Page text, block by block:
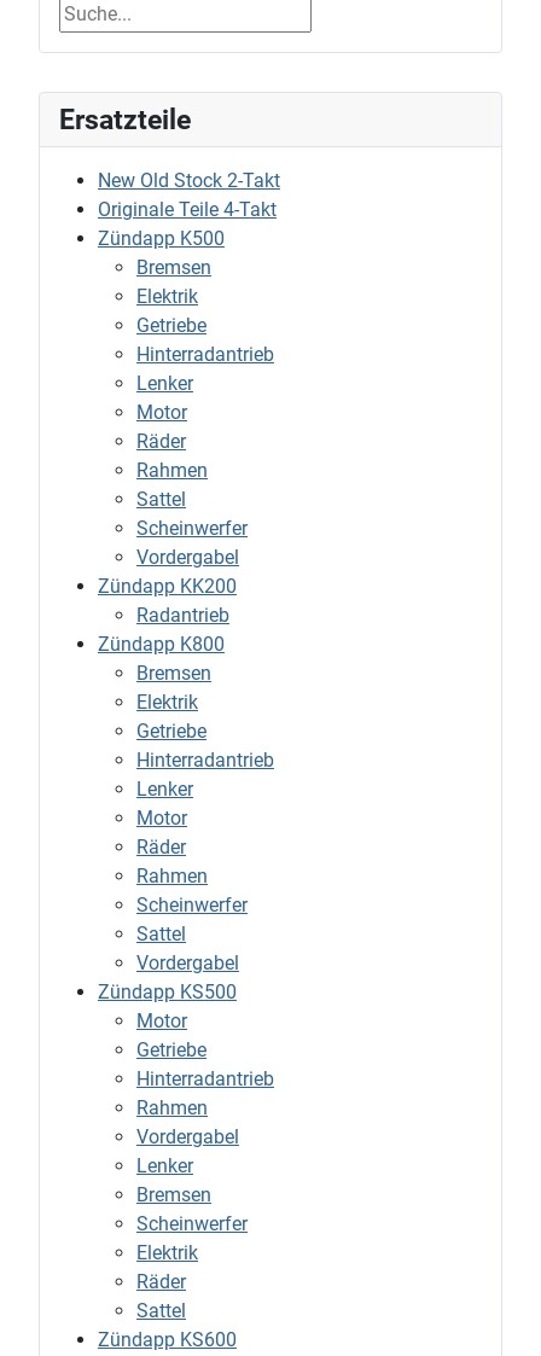
Ersatzteile
New Old Stock 2-Takt
Originale Teile 4-Takt
Zündapp K500
Bremsen
Elektrik
Getriebe
Hinterradantrieb
Lenker
Motor
Räder
Rahmen
Sattel
Scheinwerfer
Vordergabel
Zündapp KK200
Radantrieb
Zündapp K800
Bremsen
Elektrik
Getriebe
Hinterradantrieb
Lenker
Motor
Räder
Rahmen
Scheinwerfer
Sattel
Vordergabel
Zündapp KS500
Motor
Getriebe
Hinterradantrieb
Rahmen
Vordergabel
Lenker
Bremsen
Scheinwerfer
Elektrik
Räder
Sattel
Zündapp KS600